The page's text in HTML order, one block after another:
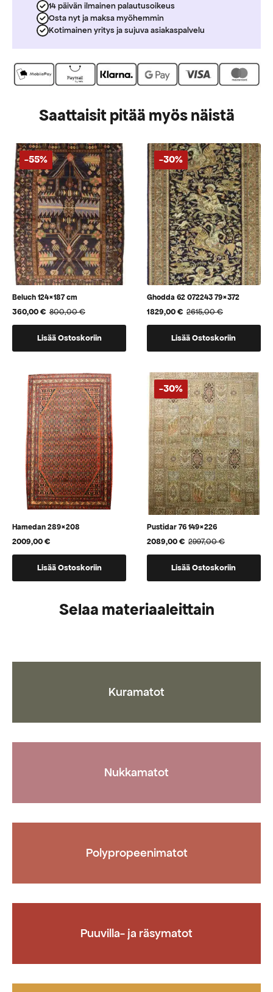
14 päivän ilmainen palautusoikeus
Osta nyt ja maksa myöhemmin
Kotimainen yritys ja sujuva asiakaspalvelu
Saattaisit pitää myös näistä
-55%
Beluch 124×187 cm
800,00€
Alkuperäinen
hinta
360,00€
Nykyinen
hinta
Lisää Ostoskoriin
-30%
Ghodda 62 072243 79×372
2615,00€
Alkuperäinen
hinta
1829,00€
Nykyinen
hinta
Lisää Ostoskoriin
Hamedan 289×208
2009,00€
Lisää Ostoskoriin
-30%
Pustidar 76 149×226
2997,00€
Alkuperäinen
hinta
2089,00€
Nykyinen
hinta
Lisää Ostoskoriin
Selaa materiaaleittain
Kuramatot
Nukkamatot
Polypropeenimatot
Puuvilla- ja räsymatot